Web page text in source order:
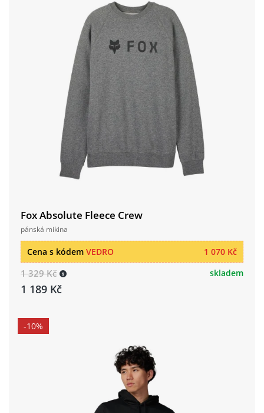
Fox Absolute Fleece Crew
pánská mikina
1 070 Kč
Cena s kódem VEDRO
1 329 Kč
1 189 Kč
skladem
-10%